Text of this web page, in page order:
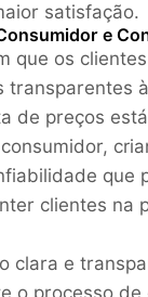
satisfação.
e
que os
transparentes
de preços
que
clientes na
clara e